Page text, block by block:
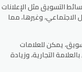
التسويق مثل الإعلانات
الاجتماعي، وغيرها، مما
يمكن للعلامات
التجارية، وزيادة